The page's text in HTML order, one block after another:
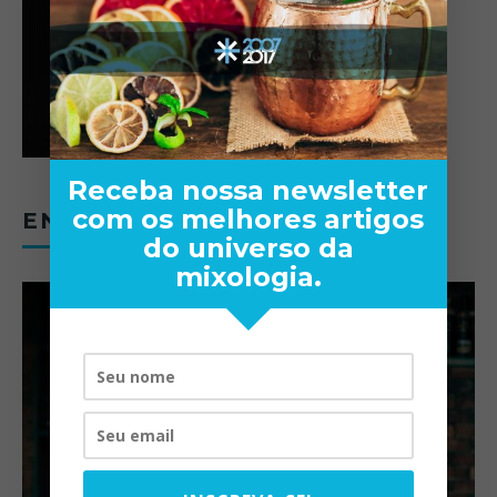
ENTREVISTAS
Receba nossa newsletter
com os melhores artigos
do universo da
mixologia.